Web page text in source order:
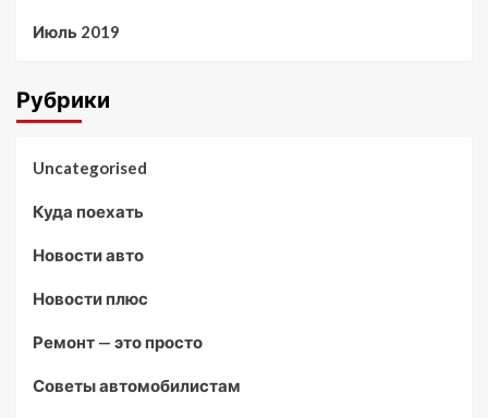
Июль 2019
Рубрики
Uncategorised
Куда поехать
Новости авто
Новости плюс
Ремонт — это просто
Советы автомобилистам